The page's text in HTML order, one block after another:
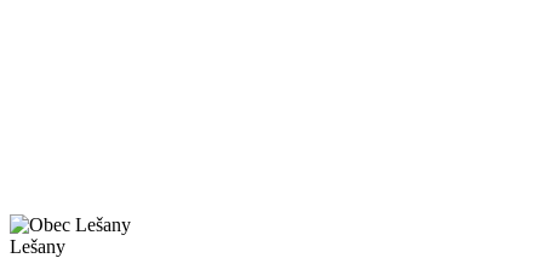
Lešany